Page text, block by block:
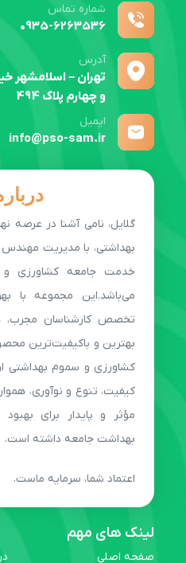
لینک های مهم
صفحه اصلی
گلایل، نامی آشنا در عرصه
بهداشتی، با مدیریت
خدمت جامعه کشاورزی و
می‌باشد.این مجموعه با
تخصص کارشناسان مجرب،
بهترین و باکیفیت‌ترین
کشاورزی و سموم بهداشتی
کیفیت، تنوع و نوآوری،
مؤثر و پایدار برای
بهداشت جامعه داشته است.
اعتماد شما، سرمایه ماست.
شماره تماس
0935-6263536
آدرس
تهران – اسلامشهر
و چهارم پلاک 494
ایمیل
info@pso-sam.ir